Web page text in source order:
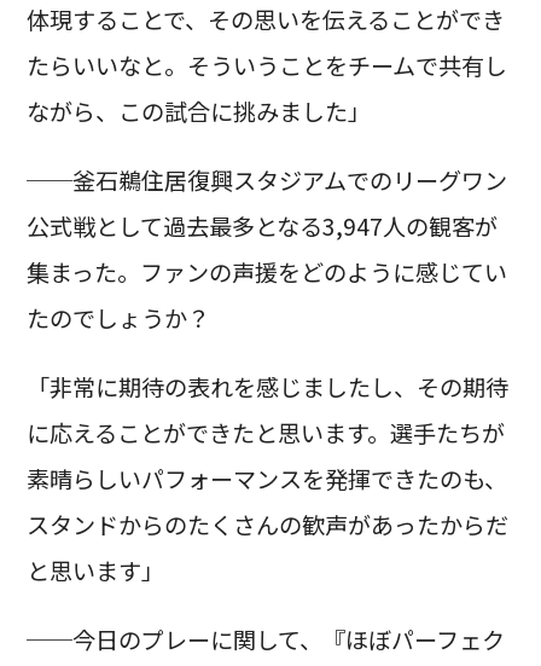
体現することで、その思いを伝えることができ
たらいいなと。そういうことをチームで共有し
ながら、この試合に挑みました」
──釜石鵜住居復興スタジアムでのリーグワン
公式戦として過去最多となる3,947人の観客が
集まった。ファンの声援をどのように感じてい
たのでしょうか？
「非常に期待の表れを感じましたし、その期待
に応えることができたと思います。選手たちが
素晴らしいパフォーマンスを発揮できたのも、
スタンドからのたくさんの歓声があったからだ
と思います」
──今日のプレーに関して、『ほぼパーフェク